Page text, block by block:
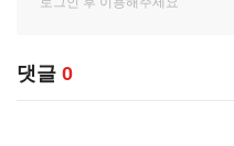
댓글 0